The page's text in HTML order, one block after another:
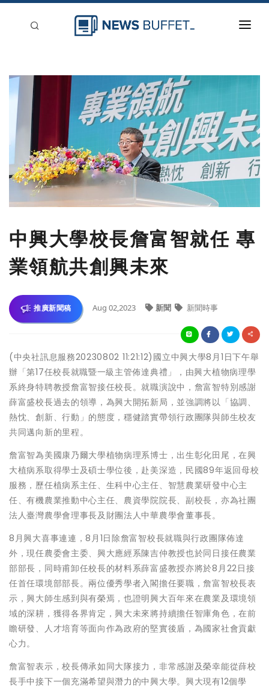
新聞稿分類
中興大學校長詹富智就任 專
業領航共創興未來
推廣新聞稿 Aug 02,2023 新聞 新聞時事
(中央社訊息服務20230802 11:21:12)國立中興大學8月1日下午舉
辦「第17任校長就職暨一級主管佈達典禮」，由興大植物病理學
系終身特聘教授詹富智接任校長。就職演說中，詹富智特別感謝
薛富盛校長過去的領導，為興大開拓新局，並強調將以「協調、
熱忱、創新、行動」的態度，穩健踏實帶領行政團隊與師生校友
共同邁向新的里程。
詹富智為美國康乃爾大學植物病理系博士，出生彰化田尾，在興
大植病系取得學士及碩士學位後，赴美深造，民國89年返回母校
服務，歷任植病系主任、生科中心主任、智慧農業研發中心主
任、有機農業推動中心主任、農資學院院長、副校長，亦為社團
法人臺灣農學會理事長及財團法人中華農學會董事長。
8月興大喜事連連，8月1日除詹富智校長就職與行政團隊佈達
外，現任農委會主委、興大應經系陳吉仲教授也於同日接任農業
部部長，同時甫卸任校長的材料系薛富盛教授亦將於8月22日接
任首任環境部部長。兩位優秀學者入閣擔任要職，詹富智校長表
示，興大師生感到與有榮焉，也證明興大百年來在農業及環境領
域的深耕，獲得各界肯定，興大未來將持續擔任智庫角色，在前
瞻研發、人才培育等面向作為政府的堅實後盾，為國家社會貢獻
心力。
詹富智表示，校長傳承如同大隊接力，非常感謝及榮幸能從薛校
長手中接下一個充滿希望與潛力的中興大學。興大現有12個學